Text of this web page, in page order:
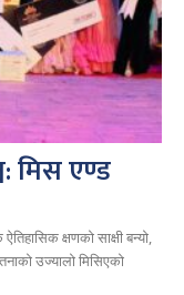
मिस एण्ड
क्षणको साक्षी बन्यो,
उज्यालो मिसिएको